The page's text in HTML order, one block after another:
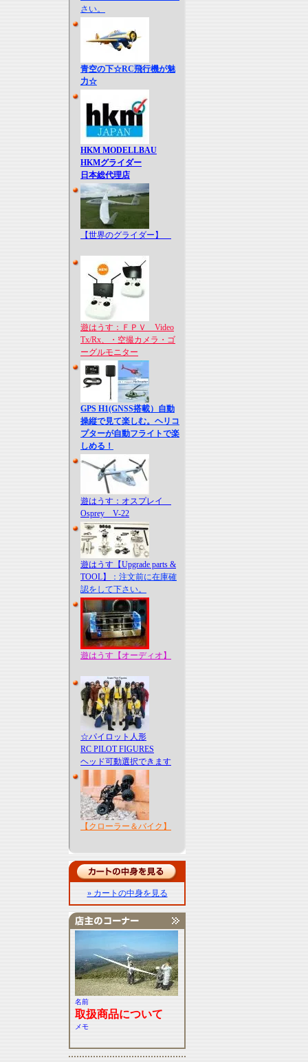
さい。
青空の下☆RC飛行機が魅
力☆
HKM MODELLBAU
HKMグライダー
日本総代理店
【世界のグライダー】
遊はうす：ＦＰＶ Video
Tx/Rx、・空撮カメラ・ゴ
ーグルモニター
GPS H1(GNSS搭載）自動
操縦で見て楽しむ。ヘリコ
プターが自動フライトで楽
しめる！
遊はうす：オスプレイ
Osprey V-22
遊はうす【Upgrade parts &
TOOL】
：注文前に在庫確
認をして下さい。
遊はうす【オーディオ】
☆パイロット人形
RC PILOT FIGURES
ヘッド可動選択できます
【クローラー＆バイク】
» カートの中身を見る
名前
取扱商品について
メモ